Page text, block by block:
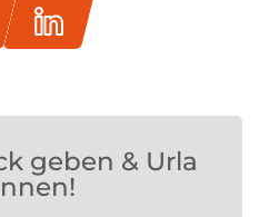
geben & Urla